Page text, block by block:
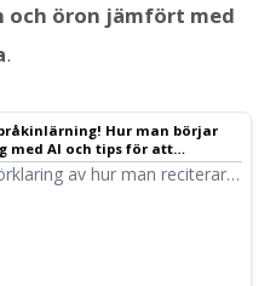
och öron jämfört med
.
Hur man börjar
med AI och tips för att
till-tal-programmet Ondoku
av hur man reciterar